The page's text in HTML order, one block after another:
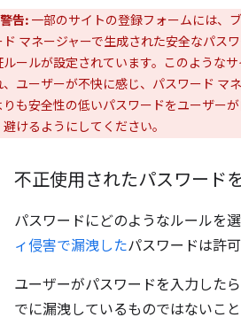
警告: 一部のサイトの登録フォームには、
ド マネージャーで生成された安全なパス
ルールが設定されています。このような
、ユーザーが不快に感じ、パスワード マ
りも安全性の低いパスワードをユーザー
けるようにしてください。
不正使用されたパスワード
パスワードにどのようなルールを選
ィ侵害で漏洩したパスワードは許
ユーザーがパスワードを入力した
でに漏洩しているものではないこ